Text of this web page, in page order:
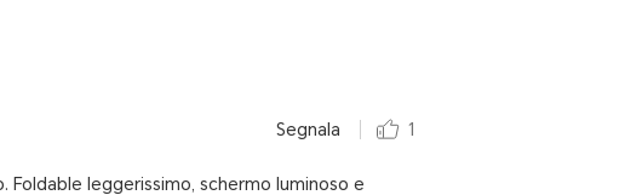
Segnala 1
Foldable leggerissimo, schermo luminoso e